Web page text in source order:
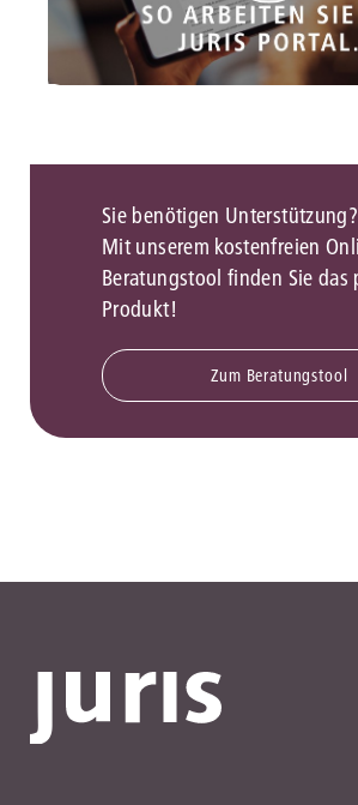
Sie benötigen Unterstützung?
Mit unserem kostenfreien
Beratungstool finden Sie das
Produkt!
Zum Beratungstool